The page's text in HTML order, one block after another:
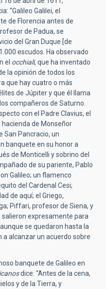
“Galileo Galilei, el
de Florencia antes de
de Padua, se
del Gran Duque [de
escudos. Ha observado
el occhiali,que ha inventado
la opinión de todos los
que hay cuatro o más
de Júpiter y que él llama
compañeros de Saturno.
con el Padre Clavius, el
hacienda de Monseñor
San Pancracio, un
banquete en su honor a
de Monticelli y sobrino del
de su pariente, Pablo
Galileo; un flamenco
del Cardenal Cesi;
de aquí; el Griego,
Piffari, profesor de Siena, y
expresamente para
se quedaron hasta la
a alcanzar un acuerdo sobre
banquete de Galileo en
dice: “Antes de la cena,
y de la Tierra, y